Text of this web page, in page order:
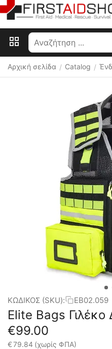
Αρχική σελίδα / Catalog /
ΚΩΔΙΚΟΣ (SKU): EB02.059
Elite Bags Γιλέκο
€99.00
€79.84 (χωρίς ΦΠΑ)